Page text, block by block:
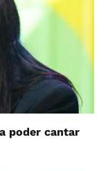
poder cantar